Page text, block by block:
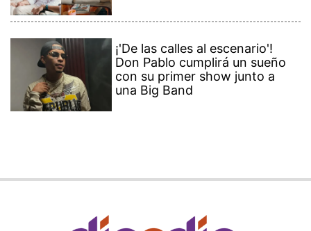
¡'De las calles al escenario'!
Don Pablo cumplirá un sueño
con su primer show junto a
una Big Band